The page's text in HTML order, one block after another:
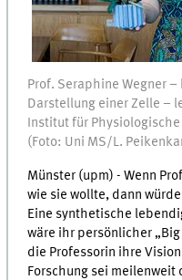
Prof. Seraphine Wegner
Darstellung einer Zelle –
Institut für
(Foto: Uni MS/L.
Münster (upm) - Wenn
wie sie wollte, dann
Eine synthetische
wäre ihr persönlicher
die Professorin ihre
Forschung sei